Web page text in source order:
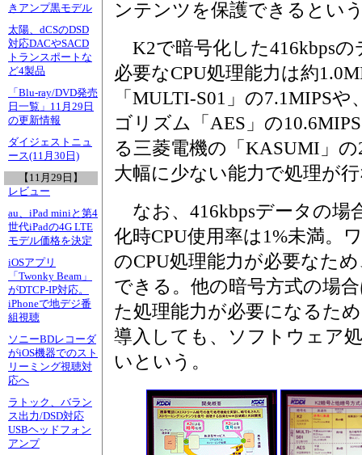
きアンプ黒モデル
太陽、dCSのDSD
対応DACやSACD
トランスポートな
ど4製品
「Blu-ray/DVD発売
日一覧」11月29日
の更新情報
ダイジェストニュ
ース(11月30日)
【11月29日】
レビュー
au、iPad miniと第4
世代iPadの4G LTE
モデル価格を決定
iOSアプリ
「Twonky Beam」
がDTCP-IP対応。
iPhoneで地デジ番
組視聴
ソニーBDレコーダ
がiOS機器でのスト
リーミング視聴対
応へ
ラトック、バラン
ス出力/DSD対応
USBヘッドフォン
アンプ
ンテンツを保護できるとい
K2で暗号化した416kbps
必要なCPU処理能力は約
「MULTI-S01」の7.1MIPS
ゴリズム「AES」の
る三菱電機の「KASUMI」
大幅に少ない能力で処理が
なお、416kbpsデータの場
化時CPU使用率は1%未満。
のCPU処理能力が必要なた
できる。他の暗号方式の場
た処理能力が必要になるた
導入しても、ソフトウェア
いという。